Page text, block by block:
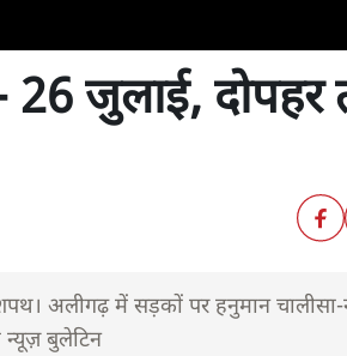
26 जुलाई,
अलीगढ़ में सड़कों पर हनुमान चालीसा-
बुलेटिन